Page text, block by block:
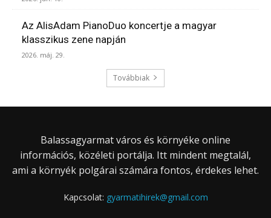
Az AlisAdam PianoDuo koncertje a magyar
klasszikus zene napján
2026. máj. 29.
Továbbiak
Balassagyarmat város és környéke online
információs, közéleti portálja. Itt mindent megtalál,
ami a környék polgárai számára fontos, érdekes lehet.
Kapcsolat: gyarmatihirek@gmail.com